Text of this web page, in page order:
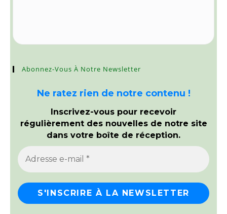
Abonnez-Vous À Notre Newsletter
Ne ratez rien de notre contenu !
Inscrivez-vous pour recevoir
régulièrement des nouvelles de notre site
dans votre boîte de réception.